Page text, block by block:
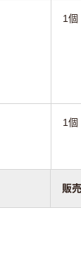
販
1個
1個